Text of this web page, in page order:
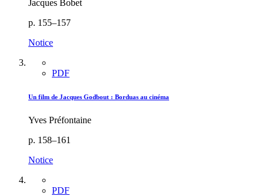
Jacques Bobet
p. 155–157
Notice
PDF
Un film de Jacques Godbout : Borduas au cinéma
Yves Préfontaine
p. 158–161
Notice
PDF